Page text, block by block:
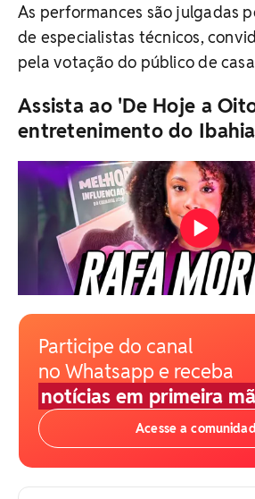
As performances são julgadas
de especialistas técnicos,
pela votação do público de
Assista ao 'De Hoje a
entretenimento do
Participe do canal
no Whatsapp e receba
notícias em primeira
Acesse a